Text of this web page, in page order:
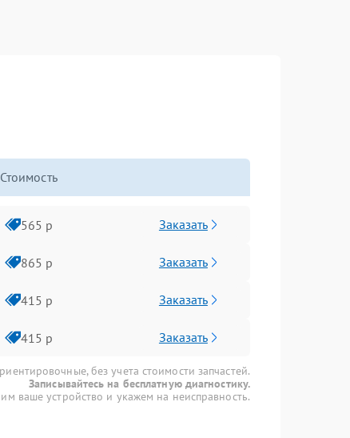
Стоимость
565 р Заказать
865 р Заказать
415 р Заказать
415 р Заказать
без учета стоимости запчастей.
Записывайтесь на бесплатную диагностику.
ваше устройство и укажем на неисправность.